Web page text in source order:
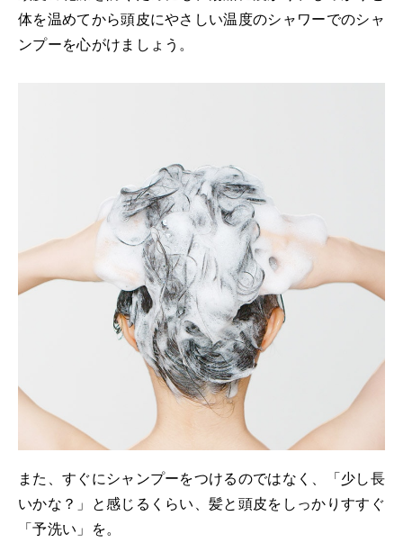
体を温めてから頭皮にやさしい温度のシャワーでのシャ
ンプーを心がけましょう。
また、すぐにシャンプーをつけるのではなく、「少し長
いかな？」と感じるくらい、髪と頭皮をしっかりすすぐ
「予洗い」を。